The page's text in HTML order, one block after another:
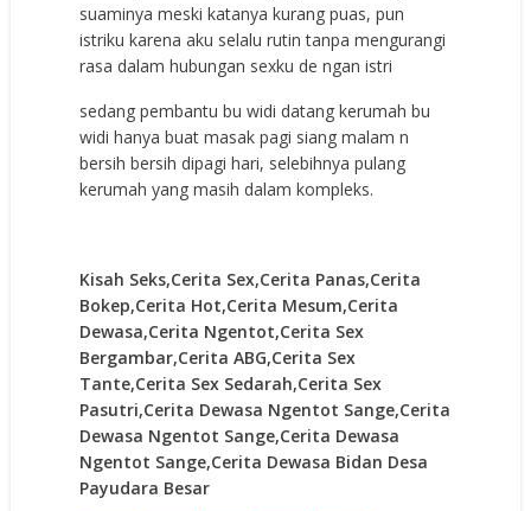
suaminya meski katanya kurang puas, pun
istriku karena aku selalu rutin tanpa mengurangi
rasa dalam hubungan sexku de ngan istri
sedang pembantu bu widi datang kerumah bu
widi hanya buat masak pagi siang malam n
bersih bersih dipagi hari, selebihnya pulang
kerumah yang masih dalam kompleks.
Kisah Seks,Cerita Sex,Cerita Panas,Cerita
Bokep,Cerita Hot,Cerita Mesum,Cerita
Dewasa,Cerita Ngentot,Cerita Sex
Bergambar,Cerita ABG,Cerita Sex
Tante,Cerita Sex Sedarah,Cerita Sex
Pasutri,Cerita Dewasa Ngentot Sange,Cerita
Dewasa Ngentot Sange,Cerita Dewasa
Ngentot Sange,Cerita Dewasa Bidan Desa
Payudara Besar